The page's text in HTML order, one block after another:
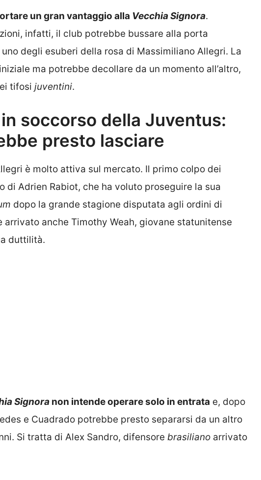
un gran vantaggio alla VecchiaSignora.
infatti, il club potrebbe bussare alla porta
degli esuberi della rosa di Massimiliano Allegri. La
ma potrebbe decollare da un momento all’altro,
tifosi juventini.
soccorso della Juventus:
presto lasciare
è molto attiva sul mercato. Il primo colpo dei
di Adrien Rabiot, che ha voluto proseguire la sua
dopo la grande stagione disputata agli ordini di
arrivato anche Timothy Weah, giovane statunitense
duttilità.
Signora non intende operare solo in entrata e, dopo
e Cuadrado potrebbe presto separarsi da un altro
Si tratta di Alex Sandro, difensore brasiliano arrivato